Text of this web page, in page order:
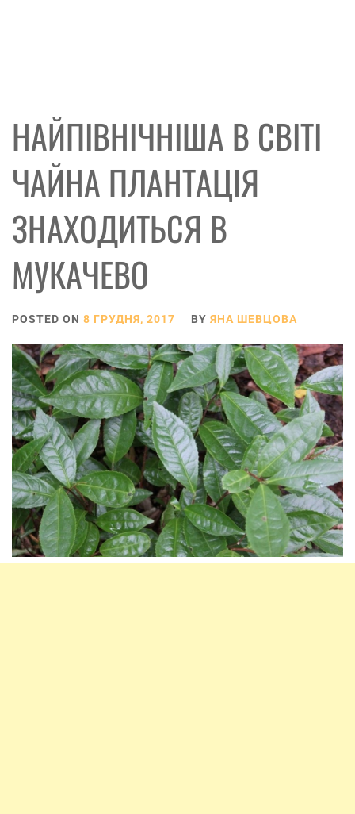
НАЙПІВНІЧНІША В СВІТІ
ЧАЙНА ПЛАНТАЦІЯ
ЗНАХОДИТЬСЯ В
МУКАЧЕВО
POSTED ON 8 ГРУДНЯ, 2017 BY ЯНА ШЕВЦОВА